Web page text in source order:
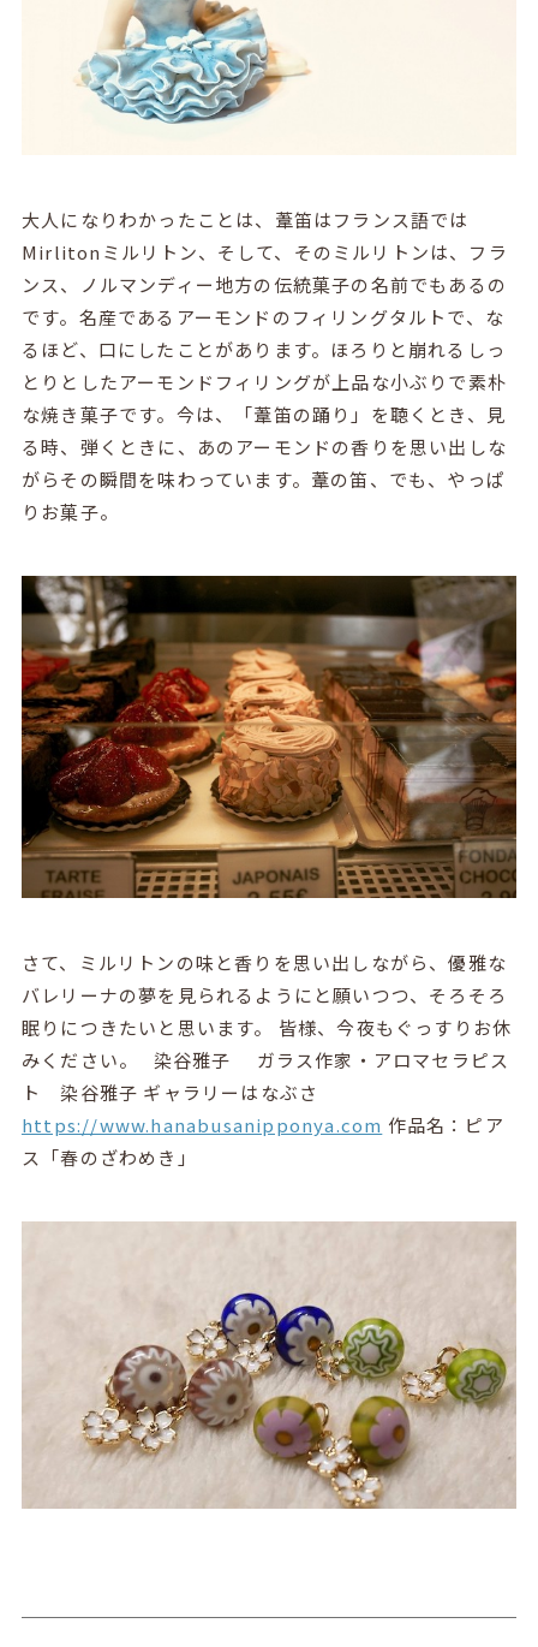
大人になりわかったことは、葦笛はフランス語では
Mirlitonミルリトン、そして、そのミルリトンは、フラ
ンス、ノルマンディー地方の伝統菓子の名前でもあるの
です。名産であるアーモンドのフィリングタルトで、な
るほど、口にしたことがあります。ほろりと崩れるしっ
とりとしたアーモンドフィリングが上品な小ぶりで素朴
な焼き菓子です。今は、「葦笛の踊り」を聴くとき、見
る時、弾くときに、あのアーモンドの香りを思い出しな
がらその瞬間を味わっています。葦の笛、でも、やっぱ
りお菓子。
さて、ミルリトンの味と香りを思い出しながら、優雅な
バレリーナの夢を見られるようにと願いつつ、そろそろ
眠りにつきたいと思います。 皆様、今夜もぐっすりお休
みください。 染谷雅子 ガラス作家・アロマセラピス
ト 染谷雅子 ギャラリーはなぶさ
https://www.hanabusanipponya.com 作品名：ピア
ス「春のざわめき」